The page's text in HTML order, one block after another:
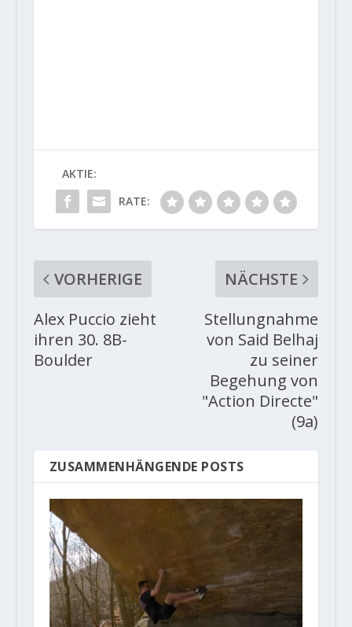
AKTIE:
RATE:
VORHERIGE
Alex Puccio zieht
ihren 30. 8B-
Boulder
NÄCHSTE
Stellungnahme
von Said Belhaj
zu seiner
Begehung von
"Action Directe"
(9a)
ZUSAMMENHÄNGENDE POSTS